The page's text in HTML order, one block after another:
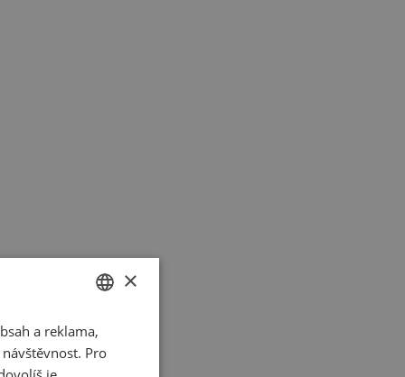
CZECH
SLOVAK
×
a reklama,
Pro